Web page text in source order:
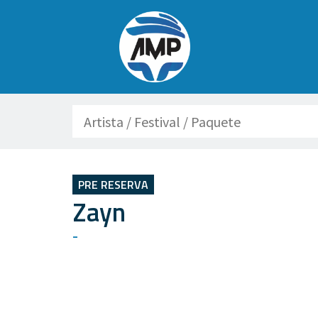
PRE RESERVA
Zayn
-